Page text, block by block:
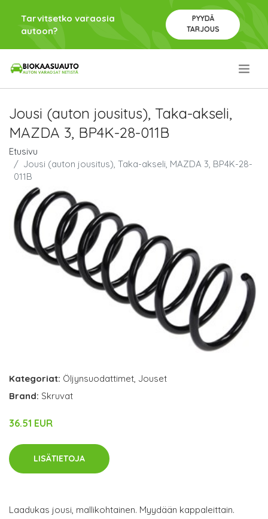
Tarvitsetko varaosia
autoon?
PYYDÄ
TARJOUS
Jousi (auton jousitus), Taka-akseli,
MAZDA 3, BP4K-28-011B
Etusivu
Jousi (auton jousitus), Taka-akseli, MAZDA 3, BP4K-28-
011B
Kategoriat: Öljynsuodattimet Jouset
Brand: Skruvat
36.51 EUR
LISÄTIETOJA
Laadukas jousi, mallikohtainen. Myydään kappaleittain.